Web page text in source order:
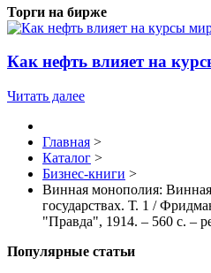
Торги на бирже
Как нефть влияет на
Читать далее
Главная >
Каталог >
Бизнес-книги >
Винная монополия:
государствах. Т. 1 /
"Правда", 1914. – 560 c. –
Популярные статьи